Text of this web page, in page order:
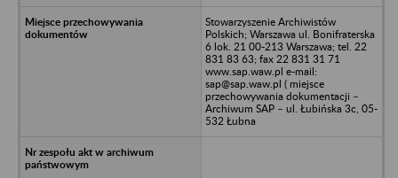
Stowarzyszenie Archiwistów
Polskich; Warszawa ul. Bonifraterska
6 lok. 21 00-213 Warszawa; tel. 22
831 83 63; fax 22 831 31 71
www.sap.waw.pl e-mail:
sap@sap.waw.pl ( miejsce
przechowywania dokumentacji –
Archiwum SAP – ul. Łubińska 3c, 05-
532 Łubna